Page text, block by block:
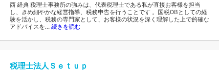
西 経典 税理士事務所の強みは、代表税理士である私が直接お客様を担当
し、きめ細やかな経営指導、税務申告を行うことです 。国税OBとしての経
験を活かし、税務の専門家として、お客様の状況を深く理解した上で的確な
アドバイスを… 続きを読む
税理士法人Ｓｅｔｕｐ